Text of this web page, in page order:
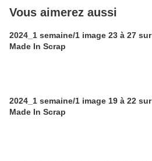
Vous aimerez aussi
2024_1 semaine/1 image 23 à 27 sur
Made In Scrap
2024_1 semaine/1 image 19 à 22 sur
Made In Scrap